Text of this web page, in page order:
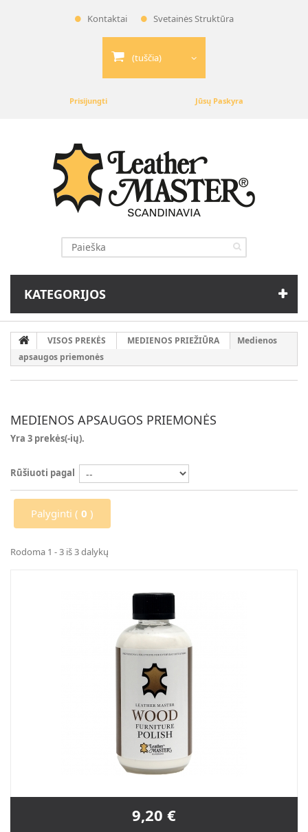
Kontaktai Svetainės Struktūra
(tuščia)
Prisijungti Jūsų Paskyra
KATEGORIJOS
VISOS PREKĖS MEDIENOS PRIEŽIŪRA
Medienos
apsaugos priemonės
MEDIENOS APSAUGOS PRIEMONĖS
Yra 3 prekės(-ių).
Rūšiuoti pagal
Palyginti ( 0 )
Rodoma 1 - 3 iš 3 dalykų
9,20 €